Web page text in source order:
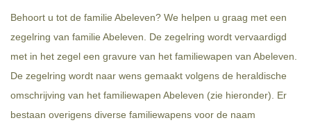
Behoort u tot de familie Abeleven? We helpen u graag met een
zegelring van familie Abeleven. De zegelring wordt vervaardigd
met in het zegel een gravure van het familiewapen van Abeleven.
De zegelring wordt naar wens gemaakt volgens de heraldische
omschrijving van het familiewapen Abeleven (zie hieronder). Er
bestaan overigens diverse familiewapens voor de naam